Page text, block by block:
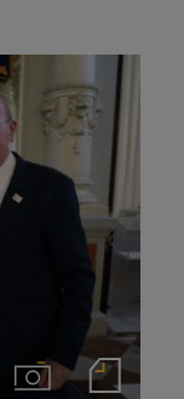
ImágenesNotas de prensa